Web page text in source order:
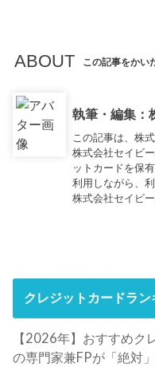
ABOUT この記事をかい
執筆・編集：
この記事は、株
株式会社セイビ
ットカードを保
利用しながら、
株式会社セイビ
クレジットカードラン
【2026年】おすすめ
の専門家兼FPが「絶対